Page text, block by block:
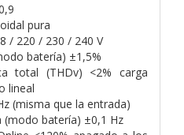
pura
/ 220 / 230 / 240 V
batería) ±1,5%
total (THDv) <2% carga
lineal
(misma que la entrada)
(modo batería) ±0,1 Hz